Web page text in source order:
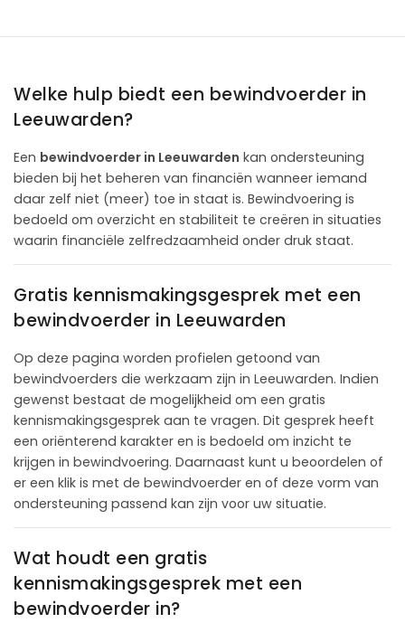
Welke hulp biedt een bewindvoerder in
Leeuwarden?
Een bewindvoerder in Leeuwarden kan ondersteuning
bieden bij het beheren van financiën wanneer iemand
daar zelf niet (meer) toe in staat is. Bewindvoering is
bedoeld om overzicht en stabiliteit te creëren in situaties
waarin financiële zelfredzaamheid onder druk staat.
Gratis kennismakingsgesprek met een
bewindvoerder in Leeuwarden
Op deze pagina worden profielen getoond van
bewindvoerders die werkzaam zijn in Leeuwarden. Indien
gewenst bestaat de mogelijkheid om een gratis
kennismakingsgesprek aan te vragen. Dit gesprek heeft
een oriënterend karakter en is bedoeld om inzicht te
krijgen in bewindvoering. Daarnaast kunt u beoordelen of
er een klik is met de bewindvoerder en of deze vorm van
ondersteuning passend kan zijn voor uw situatie.
Wat houdt een gratis
kennismakingsgesprek met een
bewindvoerder in?